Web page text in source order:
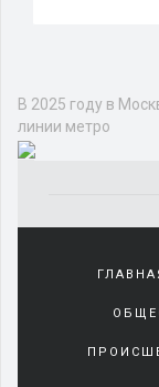
В 2025 году в
линии метро